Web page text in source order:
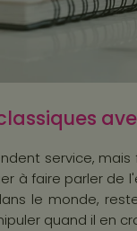
service,
à faire parler de
le monde,
quand il en